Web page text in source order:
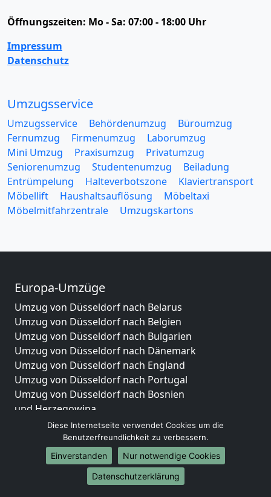
Öffnungszeiten: Mo - Sa: 07:00 - 18:00 Uhr
Impressum
Datenschutz
Umzugsservice
Umzugsservice Behördenumzug
Büroumzug
Fernumzug
Firmenumzug
Laborumzug
Mini Umzug
Praxisumzug
Privatumzug
Seniorenumzug
Studentenumzug
Beiladung
Entrümpelung
Halteverbotszone
Klaviertransport
Möbellift
Haushaltsauflösung
Möbeltaxi
Möbelmitfahrzentrale
Umzugskartons
Europa-Umzüge
Umzug von Düsseldorf nach Belarus
Umzug von Düsseldorf nach Belgien
Umzug von Düsseldorf nach Bulgarien
Umzug von Düsseldorf nach Dänemark
Umzug von Düsseldorf nach England
Umzug von Düsseldorf nach Portugal
Umzug von Düsseldorf nach Bosnien
und Herzegowina
Umzug von Düsseldorf nach Irland
Umzug von Düsseldorf nach Lettland
Umzug von Düsseldorf nach Zypern
Umzug von Düsseldorf nach Kroatien
Umzug von Düsseldorf nach Estland
Diese Internetseite verwendet Cookies um die
Benutzerfreundlichkeit zu verbessern.
Einverstanden
Nur notwendige Cookies
Datenschutzerklärung